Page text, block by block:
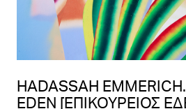
HADASSAH
EDEN [ΕΠΙΚΟΥΡΕΙΟΣ